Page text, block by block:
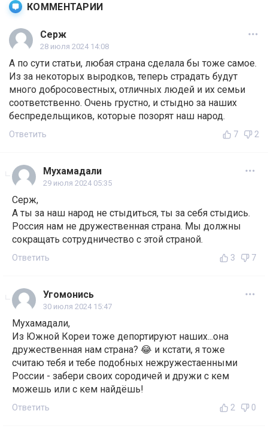
КОММЕНТАРИИ
Серж
28 июля 2024 14:08
А по сути статьи, любая страна сделала бы тоже самое.
Из за некоторых выродков, теперь страдать будут
много добросовестных, отличных людей и их семьи
соответственно. Очень грустно, и стыдно за наших
беспредельщиков, которые позорят наш народ.
Ответить 7 2
Мухамадали
29 июля 2024 05:35
Серж,
А ты за наш народ не стыдиться, ты за себя стыдись.
Россия нам не дружественная страна. Мы должны
сокращать сотрудничество с этой страной.
Ответить 3 7
Угомонись
30 июля 2024 15:47
Мухамадали,
Из Южной Кореи тоже депортируют наших...она
дружественная нам страна? 😂 и кстати, я тоже
считаю тебя и тебе подобных нежружестаенными
России - забери своих сородичей и дружи с кем
можешь или с кем найдёшь!
Ответить 2 0